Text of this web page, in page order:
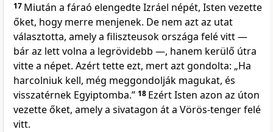
17 Miután a fáraó elengedte Izráel népét, Isten vezette
őket, hogy merre menjenek. De nem azt az utat
választotta, amely a filiszteusok országa felé vitt —
bár az lett volna a legrövidebb —, hanem kerülő útra
vitte a népet. Azért tette ezt, mert azt gondolta: „Ha
harcolniuk kell, még meggondolják magukat, és
visszatérnek Egyiptomba.” 18 Ezért Isten azon az úton
vezette őket, amely a sivatagon át a Vörös-tenger felé
vitt.